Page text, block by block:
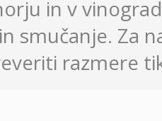
in v
smučanje. Za
razmere